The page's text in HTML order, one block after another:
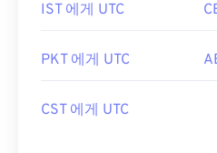
IST 에게 UTC
PKT 에게 UTC
CST 에게 UTC